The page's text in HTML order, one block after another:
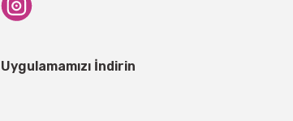
Uygulamamızı İndirin